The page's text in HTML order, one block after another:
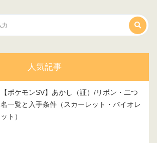
人気記事
【ポケモンSV】あかし（証）/リボン・二つ
名一覧と入手条件（スカーレット・バイオレ
ット）